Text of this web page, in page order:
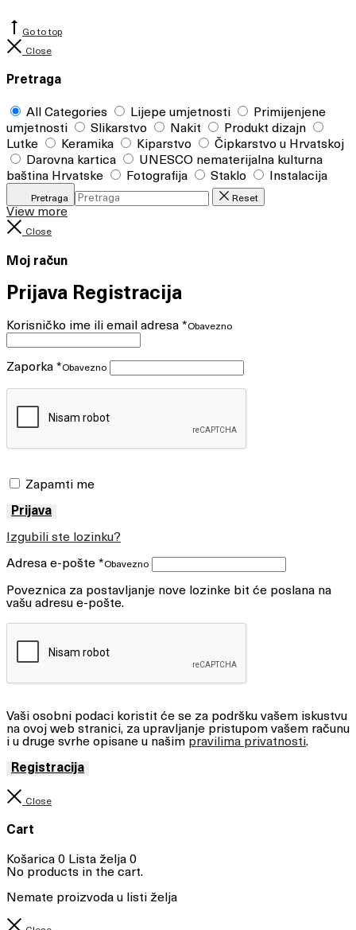
Go to top
Close
Pretraga
All Categories Lijepe umjetnosti
Primijenjene
umjetnosti
Slikarstvo Nakit
Produkt dizajn
Lutke
Keramika Kiparstvo
Čipkarstvo u Hrvatskoj
Darovna kartica
UNESCO nematerijalna kulturna
baština Hrvatske
Fotografija Staklo Instalacija
Pretraga Reset
View more
Close
Moj račun
Prijava Registracija
Korisničko ime ili email adresa *Obavezno
Zaporka *Obavezno
Zapamti me
Prijava
Izgubili ste lozinku?
Adresa e-pošte *Obavezno
Poveznica za postavljanje nove lozinke bit će poslana na
vašu adresu e-pošte.
Vaši osobni podaci koristit će se za podršku vašem iskustvu
na ovoj web stranici, za upravljanje pristupom vašem računu
i u druge svrhe opisane u našim pravilima privatnosti.
Registracija
Close
Cart
Košarica 0 Lista želja 0
No products in the cart.
Nemate proizvoda u listi želja